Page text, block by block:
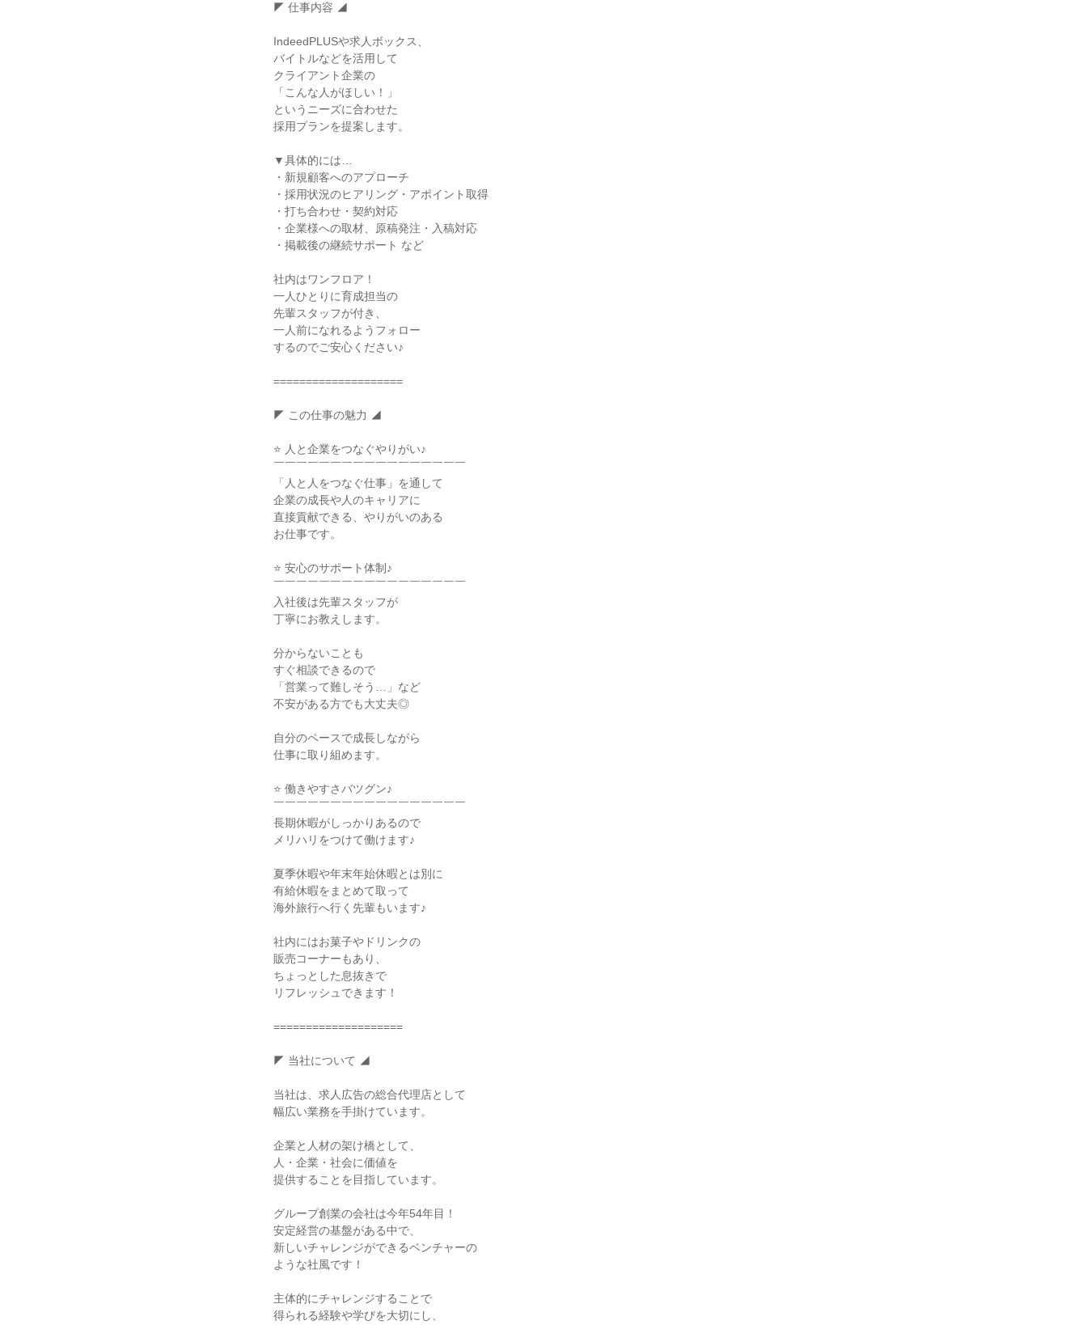
◤ 仕事内容 ◢
IndeedPLUSや求人ボックス、
バイトルなどを活用して
クライアント企業の
「こんな人がほしい！」
というニーズに合わせた
採用プランを提案します。
▼具体的には…
・新規顧客へのアプローチ
・採用状況のヒアリング・アポイント取得
・打ち合わせ・契約対応
・企業様への取材、原稿発注・入稿対応
・掲載後の継続サポート など
社内はワンフロア！
一人ひとりに育成担当の
先輩スタッフが付き、
一人前になれるようフォロー
するのでご安心ください♪
====================
◤ この仕事の魅力 ◢
⭐ 人と企業をつなぐやりがい♪
￣￣￣￣￣￣￣￣￣￣￣￣￣￣￣￣￣
「人と人をつなぐ仕事」を通して
企業の成長や人のキャリアに
直接貢献できる、やりがいのある
お仕事です。
⭐ 安心のサポート体制♪
￣￣￣￣￣￣￣￣￣￣￣￣￣￣￣￣￣
入社後は先輩スタッフが
丁寧にお教えします。
分からないことも
すぐ相談できるので
「営業って難しそう…」など
不安がある方でも大丈夫◎
自分のペースで成長しながら
仕事に取り組めます。
⭐ 働きやすさバツグン♪
￣￣￣￣￣￣￣￣￣￣￣￣￣￣￣￣￣
長期休暇がしっかりあるので
メリハリをつけて働けます♪
夏季休暇や年末年始休暇とは別に
有給休暇をまとめて取って
海外旅行へ行く先輩もいます♪
社内にはお菓子やドリンクの
販売コーナーもあり、
ちょっとした息抜きで
リフレッシュできます！
====================
◤ 当社について ◢
当社は、求人広告の総合代理店として
幅広い業務を手掛けています。
企業と人材の架け橋として、
人・企業・社会に価値を
提供することを目指しています。
グループ創業の会社は今年54年目！
安定経営の基盤がある中で、
新しいチャレンジができるベンチャーの
ような社風です！
主体的にチャレンジすることで
得られる経験や学びを大切にし、